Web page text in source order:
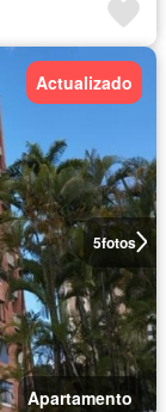
5fotos
Actualizado
Apartamento